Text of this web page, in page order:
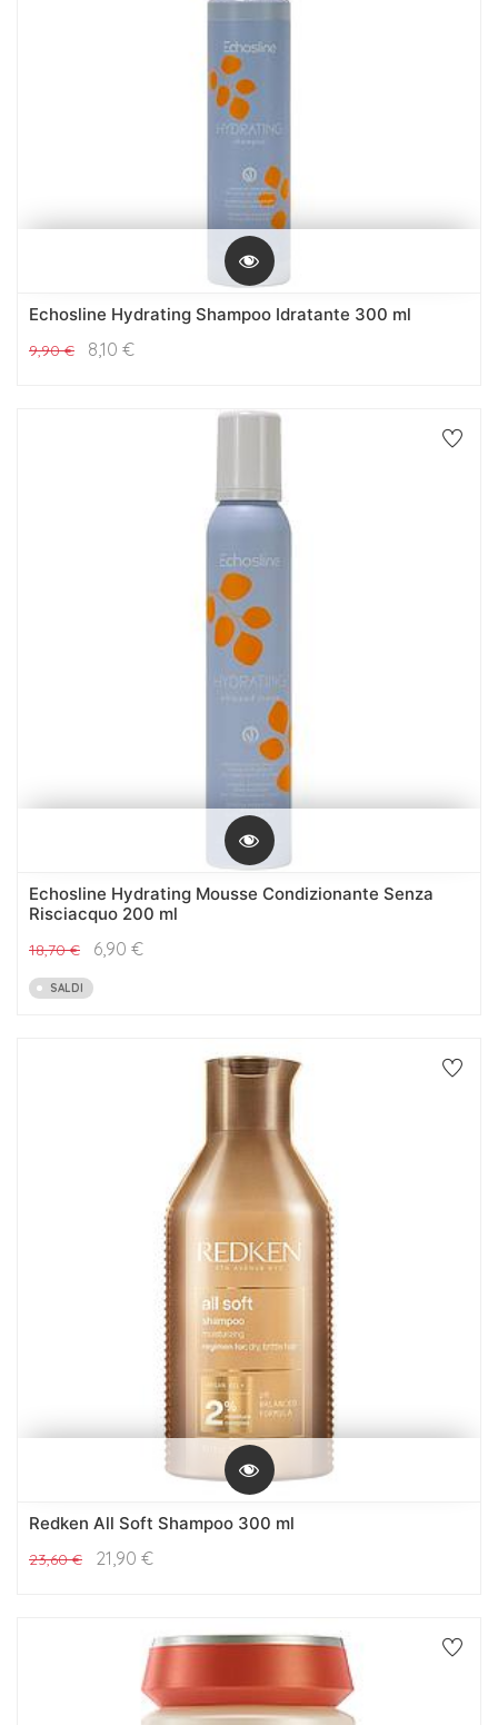
Echosline Hydrating Shampoo Idratante 300 ml
9,90€ 8,10 €
Echosline Hydrating Mousse Condizionante Senza
Risciacquo 200 ml
18,70€ 6,90 €
SALDI
Redken All Soft Shampoo 300 ml
23,60€ 21,90 €